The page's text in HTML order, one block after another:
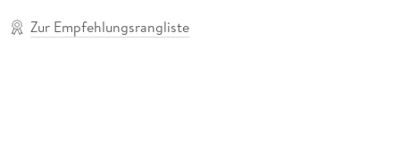
Zur Empfehlungsrangliste